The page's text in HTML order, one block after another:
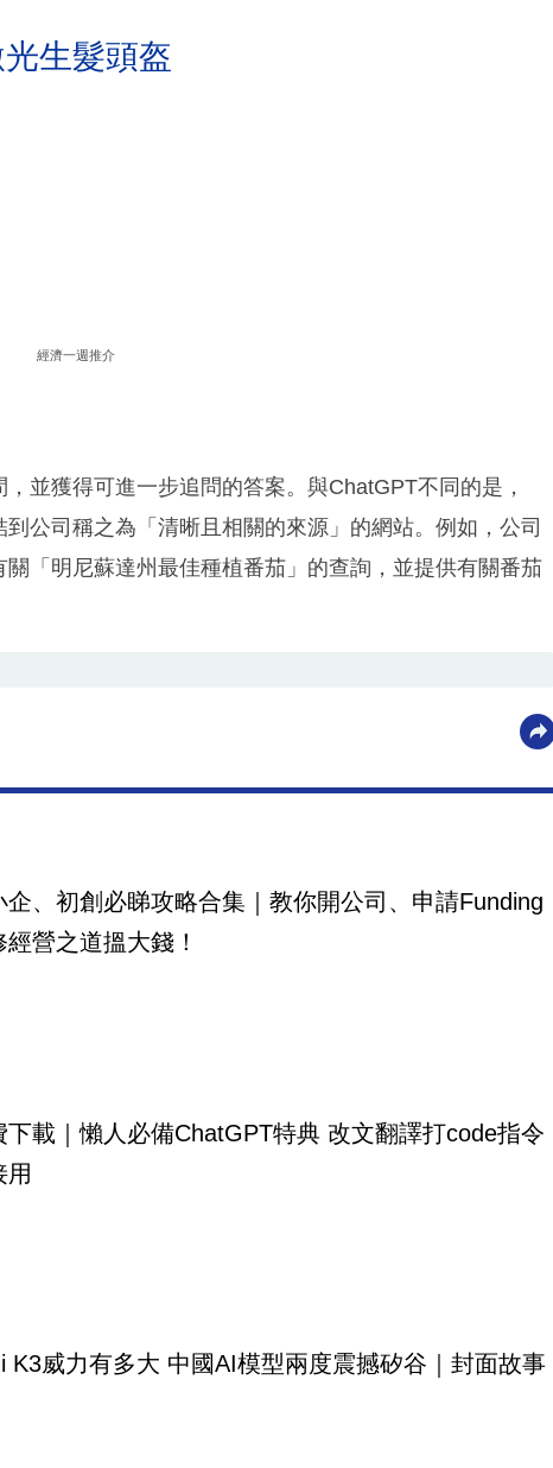
生髮頭盔
經濟一週推介
並獲得可進一步追問的答案。與ChatGPT不同的是，
公司稱之為「清晰且相關的來源」的網站。例如，公司
「明尼蘇達州最佳種植番茄」的查詢，並提供有關番茄
企、初創必睇攻略合集｜教你開公司、申請Funding
經營之道搵大錢！
下載｜懶人必備ChatGPT特典 改文翻譯打code指令
用
K3威力有多大 中國AI模型兩度震撼矽谷｜封面故事